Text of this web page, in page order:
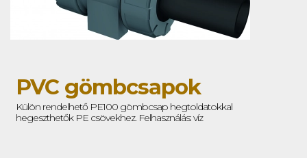
PVC gömbcsapok
Külön rendelhető PE100 gömbcsap hegtoldatokkal
hegeszthetők PE csövekhez. Felhasználás: víz